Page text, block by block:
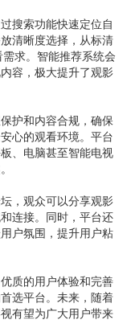
搜索功能快速定位自
清晰度选择，从标清
求。智能推荐系统会
容，极大提升了观影
护和内容合规，确保
心的观看环境。平台
、电脑甚至智能电视
，观众可以分享观影
连接。同时，平台还
户氛围，提升用户粘
质的用户体验和完善
选平台。未来，随着
有望为广大用户带来